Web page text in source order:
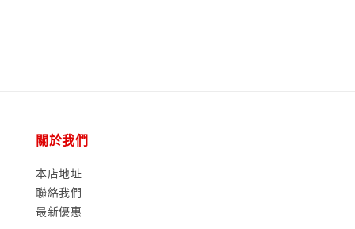
關於我們
本店地址
聯絡我們
最新優惠